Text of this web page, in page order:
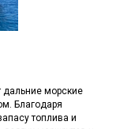
дальние морские
Благодаря
топлива и